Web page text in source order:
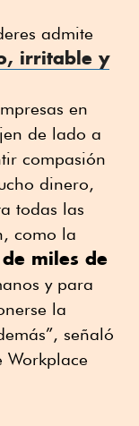
admite
irritable y
en
de lado a
compasión
dinero,
todas las
como la
miles de
y para
la
señaló
Workplace